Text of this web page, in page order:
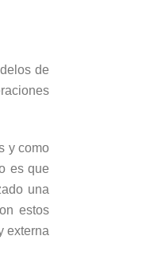
de
y como
es que
una
estos
externa